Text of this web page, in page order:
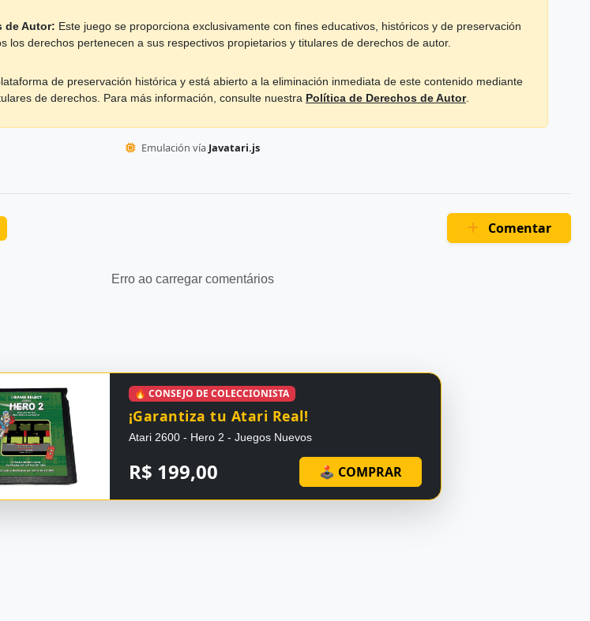
de Autor: Este juego se proporciona exclusivamente con fines educativos, históricos y de preservación
los derechos pertenecen a sus respectivos propietarios y titulares de derechos de autor.
de preservación histórica y está abierto a la eliminación inmediata de este contenido mediante
de derechos. Para más información, consulte nuestra Política de Derechos de Autor.
Emulación vía Javatari.js
Comentar
Erro ao carregar comentários
🔥 CONSEJO DE COLECCIONISTA
¡Garantiza tu Atari Real!
Atari 2600 - Hero 2 - Juegos Nuevos
R$ 199,00 🕹 COMPRAR